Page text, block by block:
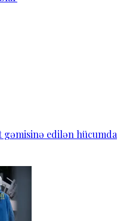
edilən hücumda